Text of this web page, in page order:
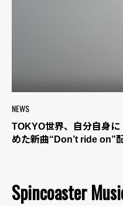
NEWS
TOKYO世界、自分自身
めた新曲“Don’t ride on”
Spincoaster